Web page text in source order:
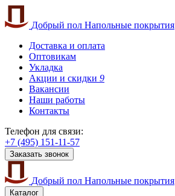
Добрый пол Напольные покрытия
Доставка и оплата
Оптовикам
Укладка
Акции и скидки 9
Вакансии
Наши работы
Контакты
Телефон для связи:
+7 (495) 151-11-57
Заказать звонок
Добрый пол Напольные покрытия
Каталог